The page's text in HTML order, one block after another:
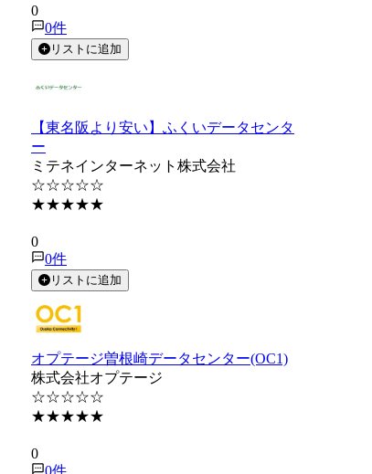
0
0件
リストに追加
【東名阪より安い】ふくいデータセンタ
ー
ミテネインターネット株式会社
☆☆☆☆☆
★★★★★
0
0件
リストに追加
オプテージ曽根崎データセンター(OC1)
株式会社オプテージ
☆☆☆☆☆
★★★★★
0